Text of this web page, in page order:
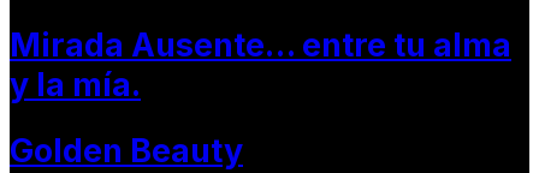
Mirada Ausente… entre tu alma
y la mía.
Golden Beauty